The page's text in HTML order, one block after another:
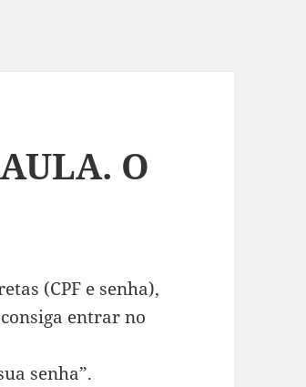
O
(CPF e senha),
entrar no
senha”.